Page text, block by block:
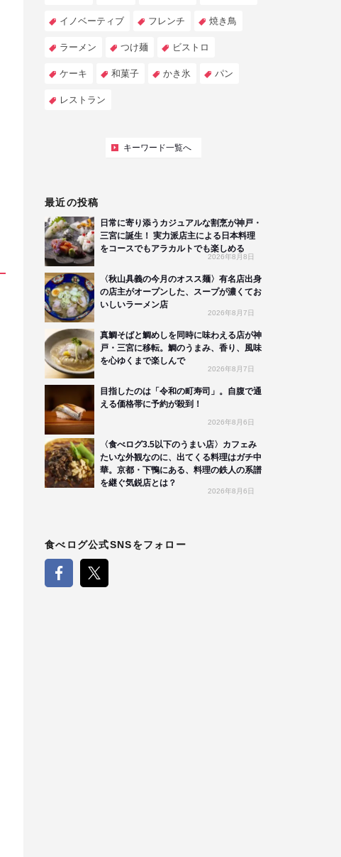
イノベーティブ フレンチ 焼き鳥
ラーメン つけ麺 ビストロ
ケーキ 和菓子 かき氷 パン
レストラン
キーワード一覧へ
最近の投稿
日常に寄り添うカジュアルな割烹が神戸・
三宮に誕生！ 実力派店主による日本料理
をコースでもアラカルトでも楽しめる
2026年8月8日
〈秋山具義の今月のオスス麺〉有名店出身
の店主がオープンした、スープが濃くてお
いしいラーメン店
2026年8月7日
真鯛そばと鯛めしを同時に味わえる店が神
戸・三宮に移転。鯛のうまみ、香り、風味
を心ゆくまで楽しんで
2026年8月7日
目指したのは「令和の町寿司」。自腹で通
える価格帯に予約が殺到！
2026年8月6日
〈食べログ3.5以下のうまい店〉カフェみ
たいな外観なのに、出てくる料理はガチ中
華。京都・下鴨にある、料理の鉄人の系譜
を継ぐ気鋭店とは？
2026年8月6日
食べログ公式SNSをフォロー